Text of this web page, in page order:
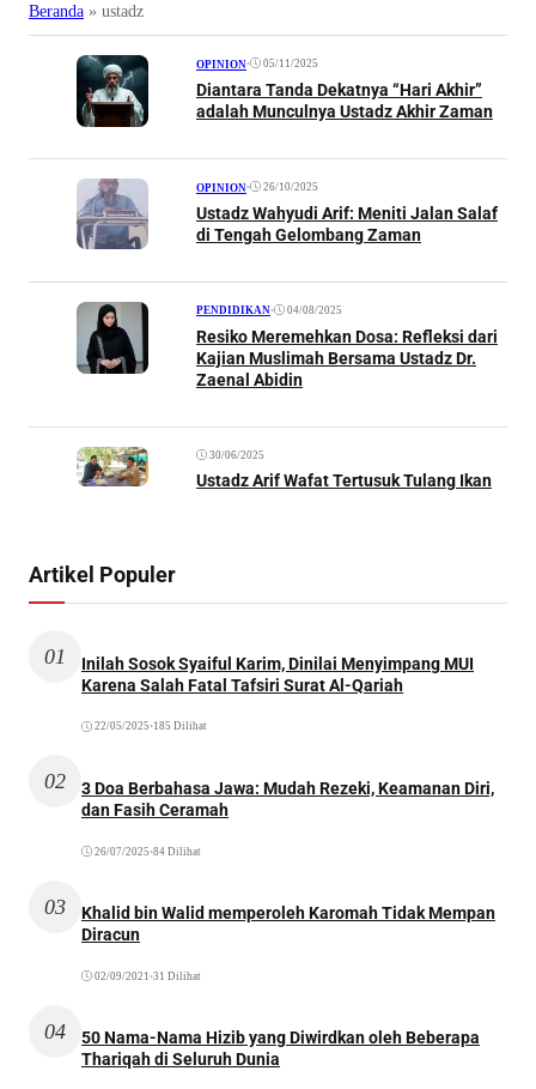
Beranda » ustadz
OPINION• 05/11/2025
Diantara Tanda Dekatnya “Hari Akhir”
adalah Munculnya Ustadz Akhir Zaman
OPINION• 26/10/2025
Ustadz Wahyudi Arif: Meniti Jalan Salaf
di Tengah Gelombang Zaman
PENDIDIKAN• 04/08/2025
Resiko Meremehkan Dosa: Refleksi dari
Kajian Muslimah Bersama Ustadz Dr.
Zaenal Abidin
30/06/2025
Ustadz Arif Wafat Tertusuk Tulang Ikan
Artikel Populer
01
Inilah Sosok Syaiful Karim, Dinilai Menyimpang MUI
Karena Salah Fatal Tafsiri Surat Al-Qariah
22/05/2025 •185 Dilihat
02
3 Doa Berbahasa Jawa: Mudah Rezeki, Keamanan Diri,
dan Fasih Ceramah
26/07/2025 •84 Dilihat
03
Khalid bin Walid memperoleh Karomah Tidak Mempan
Diracun
02/09/2021 •31 Dilihat
04
50 Nama-Nama Hizib yang Diwirdkan oleh Beberapa
Thariqah di Seluruh Dunia